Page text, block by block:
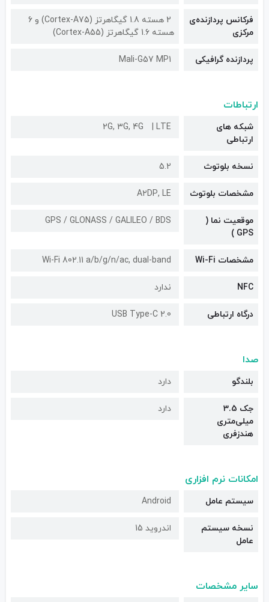
فرکانس پردازنده‌ی
مرکزی
2 هسته 1.8 گیگاهرتز (Cortex-A75) و 6
هسته 1.6 گیگاهرتز (Cortex-A55)
پردازنده گرافیکی Mali-G57 MP1
ارتباطات
شبکه های
ارتباطی
2G, 3G, 4G LTE
نسخه بلوتوث 5.2
مشخصات بلوتوث A۲DP, LE
موقعیت نما (
GPS )
GPS / GLONASS / GALILEO / BDS
مشخصات Wi-Fi Wi-Fi 802.11 a/b/g/n/ac, dual-band
NFC ندارد
درگاه ارتباطی USB Type-C 2.0
صدا
بلندگو دارد
جک 3.5
میلی‌متری
هندزفری
دارد
امکانات نرم افزاری
سیستم عامل Android
نسخه سیستم
عامل
اندروید 15
سایر مشخصات